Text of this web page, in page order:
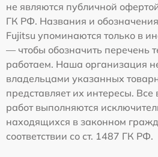
не являются публичной
ГК РФ. Названия и
Fujitsu упоминаются только в
— чтобы обозначить перечень
работаем. Наша организация
владельцами указанных
представляет их интересы.
работ выполняются
находящихся в законном
соответствии со ст. 1487 ГК РФ.